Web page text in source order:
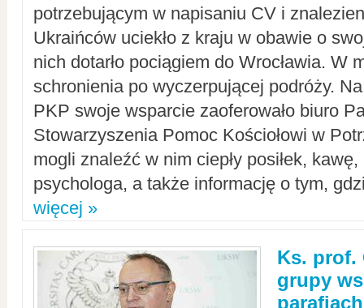
potrzebującym w napisaniu CV i
Ukraińców uciekło z kraju w obawie o
nich dotarło pociągiem do Wrocławia. W
schronienia po wyczerpującej podróży.
PKP swoje wsparcie zaoferowało biuro
Stowarzyszenia Pomoc Kościołowi w
mogli znaleźć w nim ciepły posiłek,
psychologa, a także informację o tym,
więcej »
Ks. prof.
grupy
parafiach